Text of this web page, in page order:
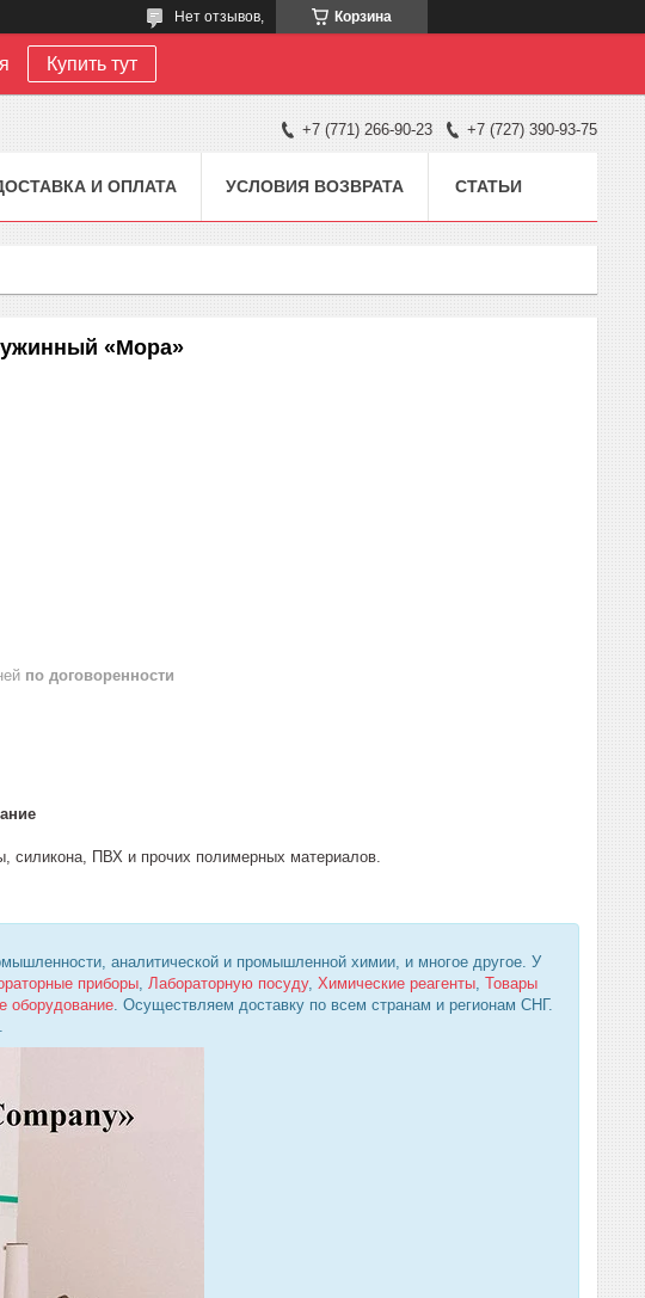
Корзина
Нет отзывов,
Купить тут
+7 (771) 266-90-23 +7 (727) 390-93-75
И ОПЛАТА УСЛОВИЯ ВОЗВРАТА СТАТЬИ
«Мора»
по договоренности
силикона, ПВХ и прочих полимерных материалов.
аналитической и промышленной химии, и многое другое. У
приборы Лабораторную посуду, Химические реагенты Товары
оборудование . Осуществляем доставку по всем странам и регионам СНГ.